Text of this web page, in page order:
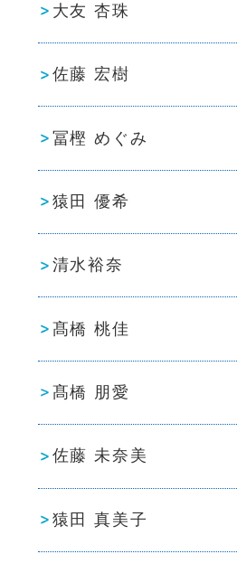
大友 杏珠
佐藤 宏樹
冨樫 めぐみ
猿田 優希
清水裕奈
髙橋 桃佳
髙橋 朋愛
佐藤 未奈美
猿田 真美子